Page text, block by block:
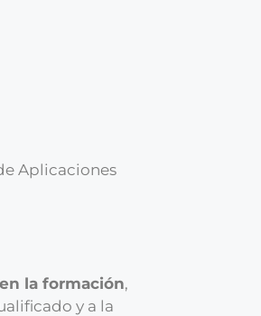
Aplicaciones
la formación,
y a la